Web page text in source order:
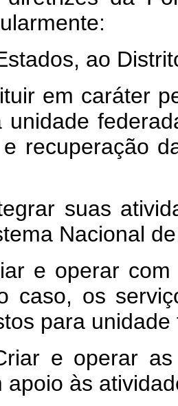
ao
caráter
unidade
recuperação
suas
Nacional
com a
caso, os
para unidade
operar as
apoio às